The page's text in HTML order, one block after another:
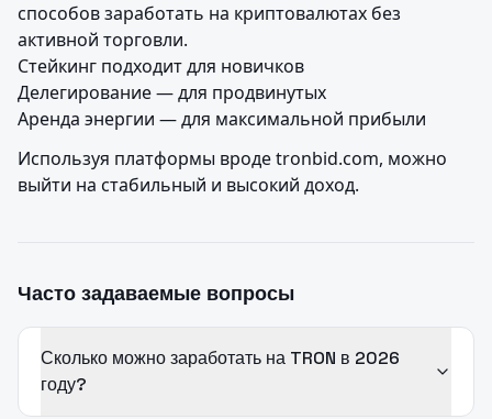
способов заработать на криптовалютах без
активной торговли.
Стейкинг подходит для новичков
Делегирование — для продвинутых
Аренда энергии — для максимальной прибыли
Используя платформы вроде tronbid.com, можно
выйти на стабильный и высокий доход.
Часто задаваемые вопросы
Сколько можно заработать на TRON в 2026
году?